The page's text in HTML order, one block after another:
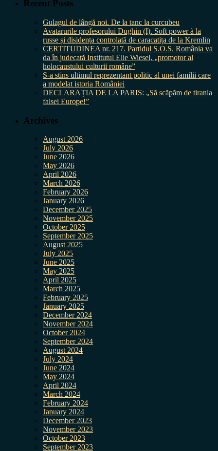
Recent Posts
Gulagul de lângă noi. De la tanc la curcubeu
Avatarurile profesorului Dughin (I). Soft power à la
russe și disidența controlată de caracatița de la Kremlin
CERTITUDINEA nr. 217. Partidul S.O.S. România va
da în judecată Institutul Elie Wiesel, „promotor al
holocaustului culturii române”
S-a stins ultimul reprezentant politic al unei familii care
a modelat istoria României
DECLARAȚIA DE LA PARIS: „Să scăpăm de tirania
falsei Europe!”
Archives
August 2026
July 2026
June 2026
May 2026
April 2026
March 2026
February 2026
January 2026
December 2025
November 2025
October 2025
September 2025
August 2025
July 2025
June 2025
May 2025
April 2025
March 2025
February 2025
January 2025
December 2024
November 2024
October 2024
September 2024
August 2024
July 2024
June 2024
May 2024
April 2024
March 2024
February 2024
January 2024
December 2023
November 2023
October 2023
September 2023